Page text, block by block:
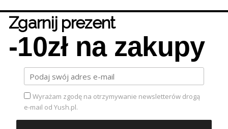
Zgarnij prezent
-10zł na zakupy
Wyrażam zgodę na otrzymywanie newsletterów drogą
e-mail od Yush.pl.